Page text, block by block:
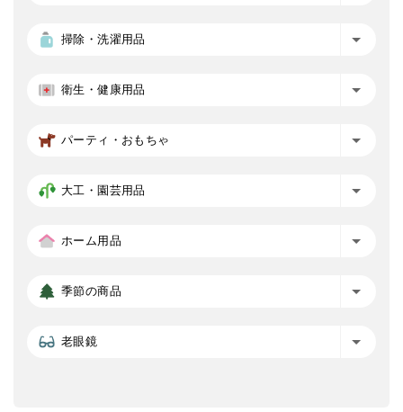
掃除・洗濯用品
衛生・健康用品
パーティ・おもちゃ
大工・園芸用品
ホーム用品
季節の商品
老眼鏡